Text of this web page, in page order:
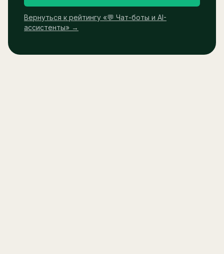
Вернуться к рейтингу «💬 Чат-боты и AI-
ассистенты» →